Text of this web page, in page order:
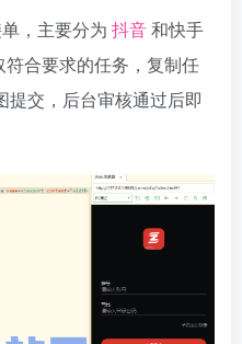
，主要分为 抖音和快手
合要求的任务，复制任
提交，后台审核通过后即